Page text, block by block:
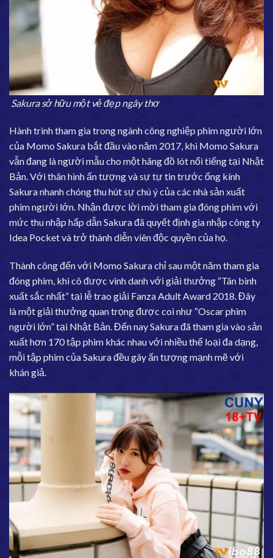
Sakura sở hữu một vẻ đẹp ngây thơ
Hành trình tham gia trong ngành công nghiệp phim người lớn
của Momo Sakura bắt đầu vào năm 2017, khi Momo Sakura
vẫn đang là người mẫu cho một hãng đồ lót nổi tiếng tại Nhật
Bản. Với thân hình ấn tượng và sự tự tin trước ống kính
Sakura nhanh chóng thu hút sự chú ý của các nhà sản xuất
phim người lớn. Nhận được lời mời tham gia đóng phim với
mức thu nhập hấp dẫn Sakura đã quyết định gia nhập công ty
Idea Pocket và trở thành diễn viên độc quyền của họ.
Thành công đến với Momo Sakura chỉ sau một năm tham gia
đóng phim, khi cô được vinh danh với giải thưởng “Tân binh
xuất sắc nhất” tại lễ trao giải Fanza Adult Award 2018. Đây
là một giải thưởng quan trọng được coi như “Oscar phim
người lớn” tại Nhật Bản. Đến nay Sakura đã tham gia vào sản
xuất hơn 170 tập phim khác nhau với nhiều thể loại đa dạng,
mỗi tập phim của Sakura đều gây ấn tượng mạnh mẽ với
khán giả.